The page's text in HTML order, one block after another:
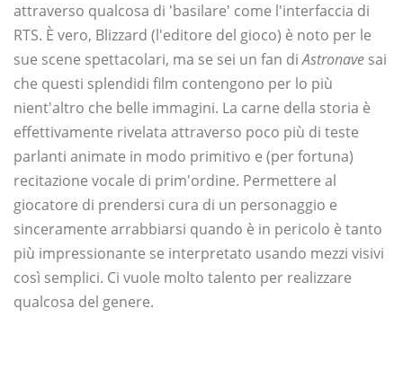
attraverso qualcosa di 'basilare' come l'interfaccia di
RTS. È vero, Blizzard (l'editore del gioco) è noto per le
sue scene spettacolari, ma se sei un fan diAstronave sai
che questi splendidi film contengono per lo più
nient'altro che belle immagini. La carne della storia è
effettivamente rivelata attraverso poco più di teste
parlanti animate in modo primitivo e (per fortuna)
recitazione vocale di prim'ordine. Permettere al
giocatore di prendersi cura di un personaggio e
sinceramente arrabbiarsi quando è in pericolo è tanto
più impressionante se interpretato usando mezzi visivi
così semplici. Ci vuole molto talento per realizzare
qualcosa del genere.